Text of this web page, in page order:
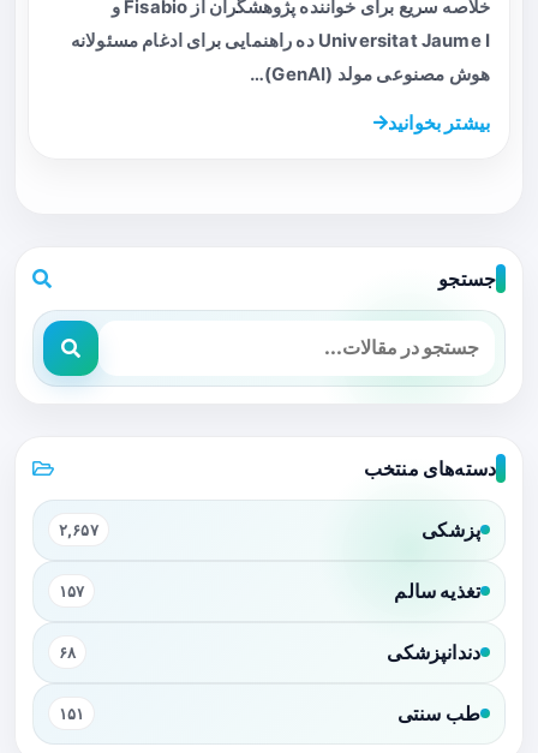
خلاصه سریع برای خواننده پژوهشگران از Fisabio و
Universitat Jaume I ده راهنمایی برای ادغام مسئولانه
هوش مصنوعی مولد (GenAI)…
بیشتر بخوانید
جستجو
دسته‌های منتخب
پزشکی ۲,۶۵۷
تغذیه سالم ۱۵۷
دندانپزشکی ۶۸
طب سنتی ۱۵۱